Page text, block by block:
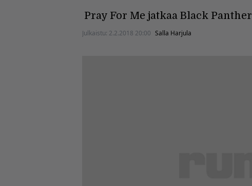
Pray For Me jatkaa Black
Julkaistu: 2.2.2018 20:00 Salla Harjula